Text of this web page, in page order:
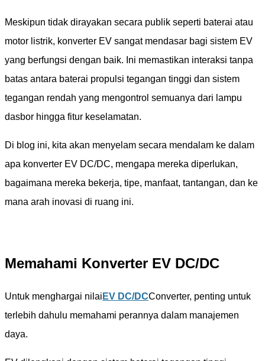
Meskipun tidak dirayakan secara publik seperti baterai atau
motor listrik, konverter EV sangat mendasar bagi sistem EV
yang berfungsi dengan baik. Ini memastikan interaksi tanpa
batas antara baterai propulsi tegangan tinggi dan sistem
tegangan rendah yang mengontrol semuanya dari lampu
dasbor hingga fitur keselamatan.
Di blog ini, kita akan menyelam secara mendalam ke dalam
apa konverter EV DC/DC, mengapa mereka diperlukan,
bagaimana mereka bekerja, tipe, manfaat, tantangan, dan ke
mana arah inovasi di ruang ini.
Memahami Konverter EV DC/DC
Untuk menghargai nilai EV DC/DCConverter, penting untuk
terlebih dahulu memahami perannya dalam manajemen
daya.